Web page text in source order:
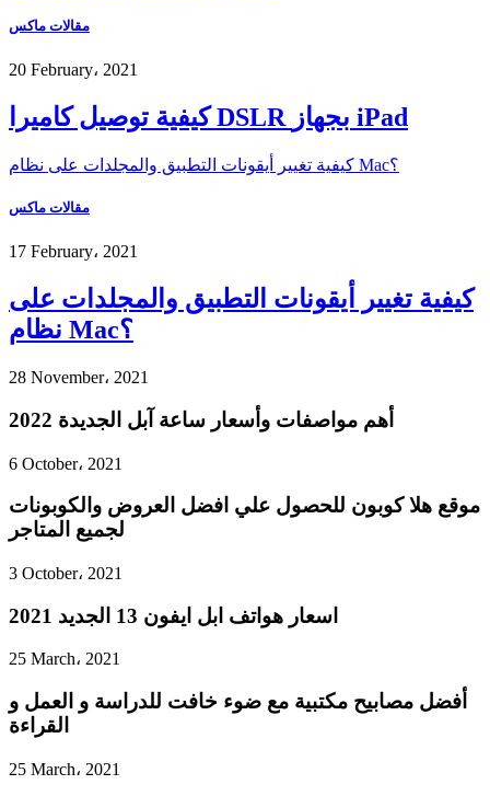
مقالات ماكس
20 February، 2021
كيفية توصيل كاميرا DSLR بجهاز iPad
كيفية تغيير أيقونات التطبيق والمجلدات على نظام Mac؟
مقالات ماكس
17 February، 2021
كيفية تغيير أيقونات التطبيق والمجلدات على
نظام Mac؟
28 November، 2021
أهم مواصفات وأسعار ساعة آبل الجديدة 2022
6 October، 2021
موقع هلا كوبون للحصول علي افضل العروض والكوبونات
لجميع المتاجر
3 October، 2021
اسعار هواتف ابل ايفون 13 الجديد 2021
25 March، 2021
أفضل مصابيح مكتبية مع ضوء خافت للدراسة و العمل و
القراءة
25 March، 2021